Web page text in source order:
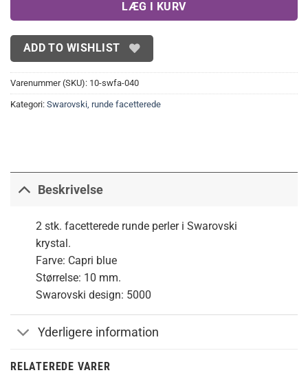
LÆG I KURV
ADD TO WISHLIST
Varenummer (SKU): 10-swfa-040
Kategori: Swarovski, runde facetterede
Beskrivelse
2 stk. facetterede runde perler i Swarovski
krystal.
Farve: Capri blue
Størrelse: 10 mm.
Swarovski design: 5000
Yderligere information
RELATEREDE VARER